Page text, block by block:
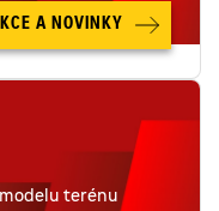
A NOVINKY
terénu